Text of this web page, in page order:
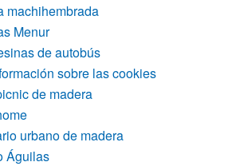
machihembrada
Menur
de autobús
sobre las cookies
de madera
urbano de madera
Águilas